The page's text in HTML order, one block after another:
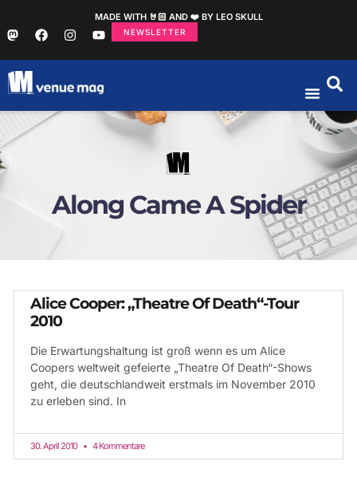
MADE WITH 🤘🏻 AND ❤️ BY LEO SKULL
NEWSLETTER
Along Came A Spider
Alice Cooper: „Theatre Of Death“-Tour
2010
Die Erwartungshaltung ist groß wenn es um Alice
Coopers weltweit gefeierte „Theatre Of Death“-Shows
geht, die deutschlandweit erstmals im November 2010
zu erleben sind. In
30. April 2010 4 Kommentare